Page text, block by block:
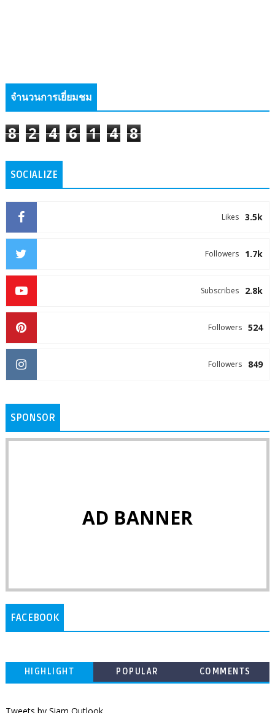
จำนวนการเยี่ยมชม
8 2 4 6 1 4 8
SOCIALIZE
3.5k
Likes
1.7k
Followers
2.8k
Subscribes
524
Followers
849
Followers
SPONSOR
AD BANNER
FACEBOOK
HIGHLIGHT POPULAR COMMENTS